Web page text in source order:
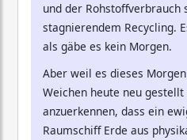
und der Rohstoffverbrauch
stagnierendem Recycling.
als gäbe es kein Morgen.
Aber weil es dieses
Weichen heute neu
anzuerkennen, dass ein
Raumschiff Erde aus